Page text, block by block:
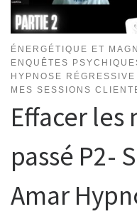
ÉNERGÉTIQUE ET
ENQUÊTES
HYPNOSE
MES SESSIONS
Effacer
passé P2-
Amar